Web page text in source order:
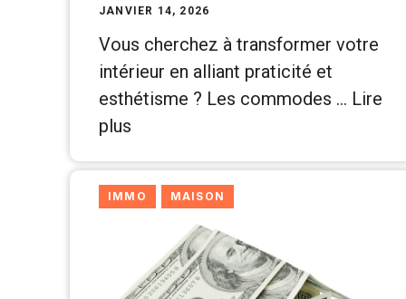
JANVIER 14, 2026
Vous cherchez à transformer votre
intérieur en alliant praticité et
esthétisme ? Les commodes … Lire
plus
IMMO MAISON